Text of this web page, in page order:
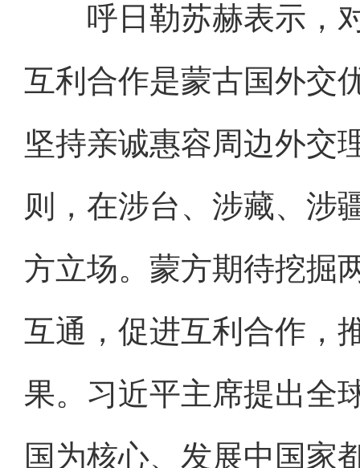
呼日勒苏赫表示，对
互利合作是蒙古国外交
坚持亲诚惠容周边外交
则，在涉台、涉藏、涉
方立场。蒙方期待挖掘
互通，促进互利合作，
果。习近平主席提出全
国为核心、发展中国家